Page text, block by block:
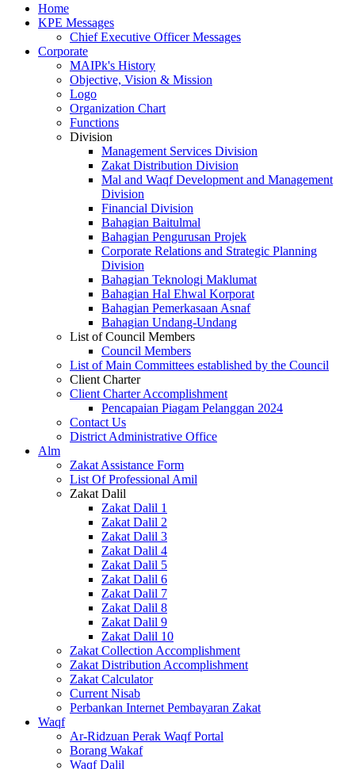
Home
KPE Messages
Chief Executive Officer Messages
Corporate
MAIPk's History
Objective, Vision & Mission
Logo
Organization Chart
Functions
Division
Management Services Division
Zakat Distribution Division
Mal and Waqf Development and Management
Division
Financial Division
Bahagian Baitulmal
Bahagian Pengurusan Projek
Corporate Relations and Strategic Planning
Division
Bahagian Teknologi Maklumat
Bahagian Hal Ehwal Korporat
Bahagian Pemerkasaan Asnaf
Bahagian Undang-Undang
List of Council Members
Council Members
List of Main Committees established by the Council
Client Charter
Client Charter Accomplishment
Pencapaian Piagam Pelanggan 2024
Contact Us
District Administrative Office
Alm
Zakat Assistance Form
List Of Professional Amil
Zakat Dalil
Zakat Dalil 1
Zakat Dalil 2
Zakat Dalil 3
Zakat Dalil 4
Zakat Dalil 5
Zakat Dalil 6
Zakat Dalil 7
Zakat Dalil 8
Zakat Dalil 9
Zakat Dalil 10
Zakat Collection Accomplishment
Zakat Distribution Accomplishment
Zakat Calculator
Current Nisab
Perbankan Internet Pembayaran Zakat
Waqf
Ar-Ridzuan Perak Waqf Portal
Borang Wakaf
Waqf Dalil